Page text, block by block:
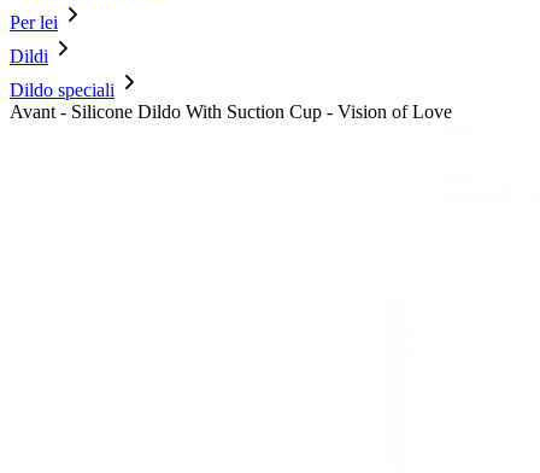
Per lei
Dildi
Dildo speciali
Avant - Silicone Dildo With Suction Cup - Vision of Love